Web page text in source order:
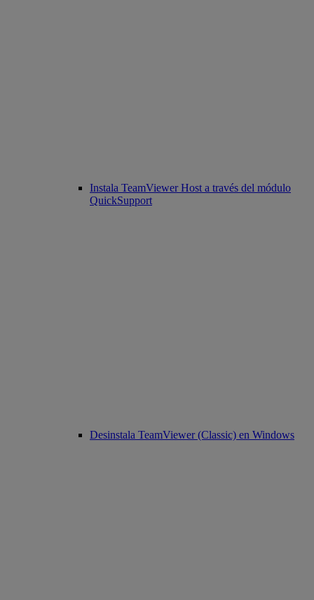
Instala TeamViewer Host a través del módulo
QuickSupport
Desinstala TeamViewer (Classic) en Windows